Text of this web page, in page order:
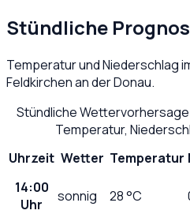
Stündliche
Temperatur und Niederschlag
Feldkirchen an der Donau.
Stündliche
Temperatur,
Uhrzeit Wetter Temperatur
14:00
Uhr
sonnig 28°C